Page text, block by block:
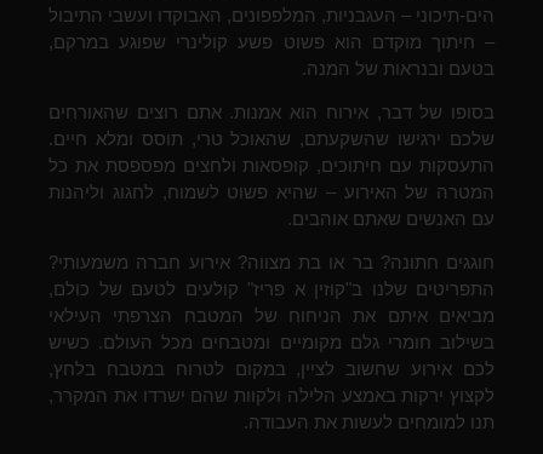
הים-תיכוני – העגבניות, המלפפונים, האבוקדו ועשבי התיבול
– חיתוך מוקדם הוא פשוט פשע קולינרי שפוגע במרקם,
בטעם ובנראות של המנה.
בסופו של דבר, אירוח הוא אמנות. אתם רוצים שהאורחים
שלכם ירגישו שהשקעתם, שהאוכל טרי, תוסס ומלא חיים.
התעסקות עם חיתוכים, קופסאות ולחצים מפספסת את כל
המטרה של האירוע – שהיא פשוט לשמוח, לחגוג וליהנות
עם האנשים שאתם אוהבים.
חוגגים חתונה? בר או בת מצווה? אירוע חברה משמעותי?
התפריטים שלנו ב"קוזין א פריז" קולעים לטעם של כולם,
מביאים איתם את הניחוח של המטבח הצרפתי העילאי
בשילוב חומרי גלם מקומיים ומטבחים מכל העולם. כשיש
לכם אירוע שחשוב לציין, במקום לטרוח במטבח בלחץ,
לקצוץ ירקות באמצע הלילה ולקוות שהם ישרדו את המקרר,
תנו למומחים לעשות את העבודה.